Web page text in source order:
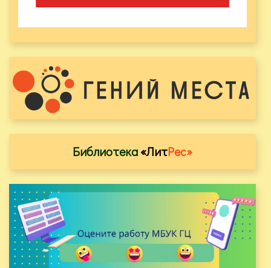
Библиотека«ЛитРес»